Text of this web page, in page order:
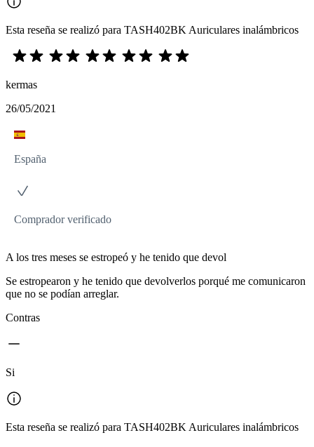
Esta reseña se realizó para TASH402BK Auriculares inalámbricos
kermas
26/05/2021
España
Comprador verificado
A los tres meses se estropeó y he tenido que devol
Se estropearon y he tenido que devolverlos porqué me comunicaron
que no se podían arreglar.
Contras
Si
Esta reseña se realizó para TASH402BK Auriculares inalámbricos